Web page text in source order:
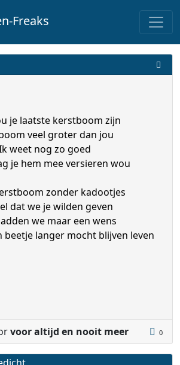
Freaks
je laatste kerstboom zijn
veel groter dan jou
weet nog zo goed
je hem mee versieren wou
zonder kadootjes
dat we je wilden geven
we maar een wens
beetje langer mocht blijven leven
voor altijd en nooit meer 0